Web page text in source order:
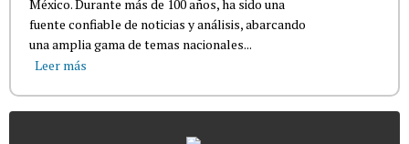
México. Durante más de 100 años, ha sido una
fuente confiable de noticias y análisis, abarcando
una amplia gama de temas nacionales...
Leer más